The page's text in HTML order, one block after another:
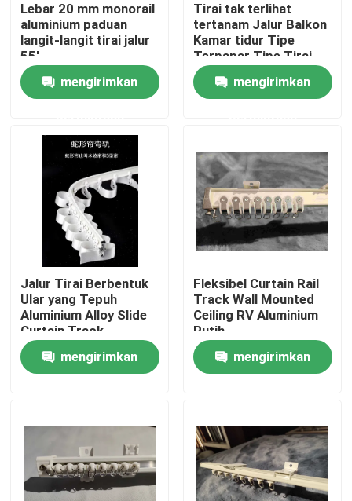
Rumah
Produk
Tentang kami
Tur Pabrik
Kontrol kualitas
Hubungi kami
Pakaian Fashion Bekas
Pakaian Anak Pratama
Lebar 20 mm monorail
aluminium paduan
langit-langit tirai jalur
55'
mengirimkan
Tirai tak terlihat
tertanam Jalur Balkon
Kamar tidur Tipe
Terpapar Tipe Tirai
Ular
mengirimkan
Jalur Tirai Berbentuk
Ular yang Tepuh
Aluminium Alloy Slide
Curtain Track
mengirimkan
Fleksibel Curtain Rail
Track Wall Mounted
Ceiling RV Aluminium
Putih
mengirimkan